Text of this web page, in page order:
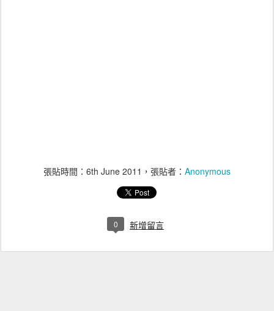
張貼時間： 6th June 2011 ，張貼者： Anonymous
0 新增留言